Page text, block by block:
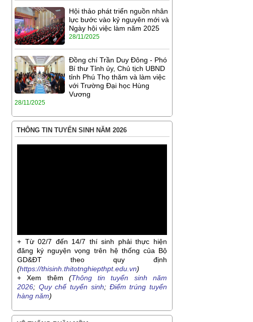
Hội thảo phát triển nguồn nhân
lực bước vào kỷ nguyên mới và
Ngày hội việc làm năm 2025
28/11/2025
Đồng chí Trần Duy Đông - Phó
Bí thư Tỉnh ủy, Chủ tịch UBND
tỉnh Phú Thọ thăm và làm việc
với Trường Đại học Hùng
Vương
28/11/2025
THÔNG TIN TUYỂN SINH NĂM 2026
+ Từ 02/7 đến 14/7 thí sinh phải thực hiện
đăng ký nguyện vọng trên hệ thống của Bộ
GD&ĐT theo quy định
(https://thisinh.thitotnghiepthpt.edu.vn)
+ Xem thêm (Thông tin tuyển sinh năm
2026; Quy chế tuyển sinh; Điểm trúng tuyển
hàng năm)